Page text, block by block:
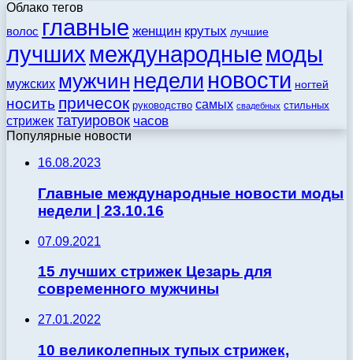
Облако тегов
волос главные женщин крутых лучшие
лучших международные моды
мужских мужчин недели новости ногтей
носить причесок руководство самых свадебных стильных
стрижек татуировок часов
Популярные новости
16.08.2023
Главные международные новости моды
недели | 23.10.16
07.09.2021
15 лучших стрижек Цезарь для
современного мужчины
27.01.2022
10 великолепных тупых стрижек,